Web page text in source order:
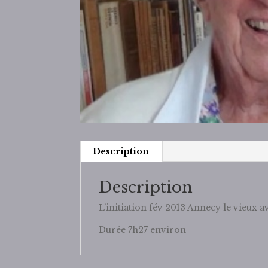
Description
Description
L’initiation fév 2013 Annecy le vieux
Durée 7h27 environ